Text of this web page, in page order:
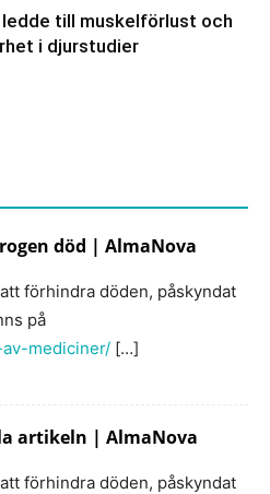
till muskelförlust och
i djurstudier
död | AlmaNova
förhindra döden, påskyndat
på
mediciner/ […]
artikeln | AlmaNova
förhindra döden, påskyndat